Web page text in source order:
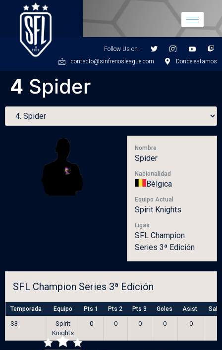
Follow Us on :
contacto@sinfrenosleague.com
Donde estamos
4 Spider
Nombre
Spider
Nacionalidad
Bélgica
Equipo Actual
Spirit Knights
Ligas
SFL Champion
Series 3ª Edición
SFL Champion Series 3ª Edición
Temporada Equipo Pts 1 Pts 2 Pts 3 Goles Asist.
S3
Spirit
Knights
0 0 0 0 0